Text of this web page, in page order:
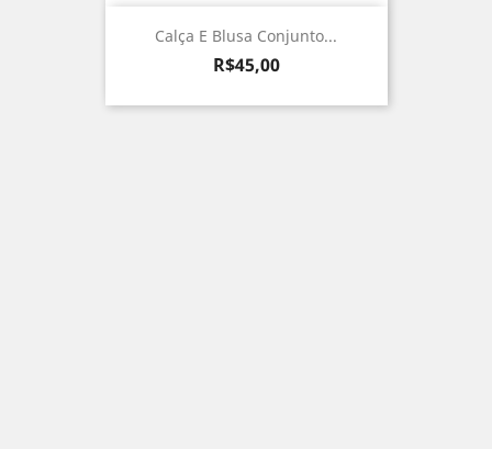
Calça E Blusa Conjunto...
Preço
R$45,00